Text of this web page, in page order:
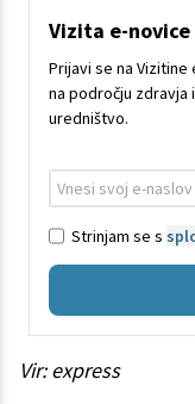
Vizita e-novice
Prijavi se na
na področju zdravja
uredništvo.
Strinjam se s
Vir: express